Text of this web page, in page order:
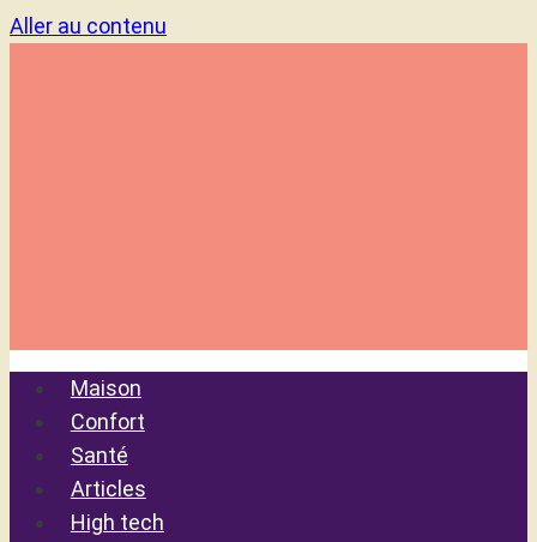
Aller au contenu
Maison
Confort
Santé
Articles
High tech